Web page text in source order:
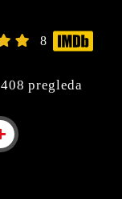
8
408 pregleda